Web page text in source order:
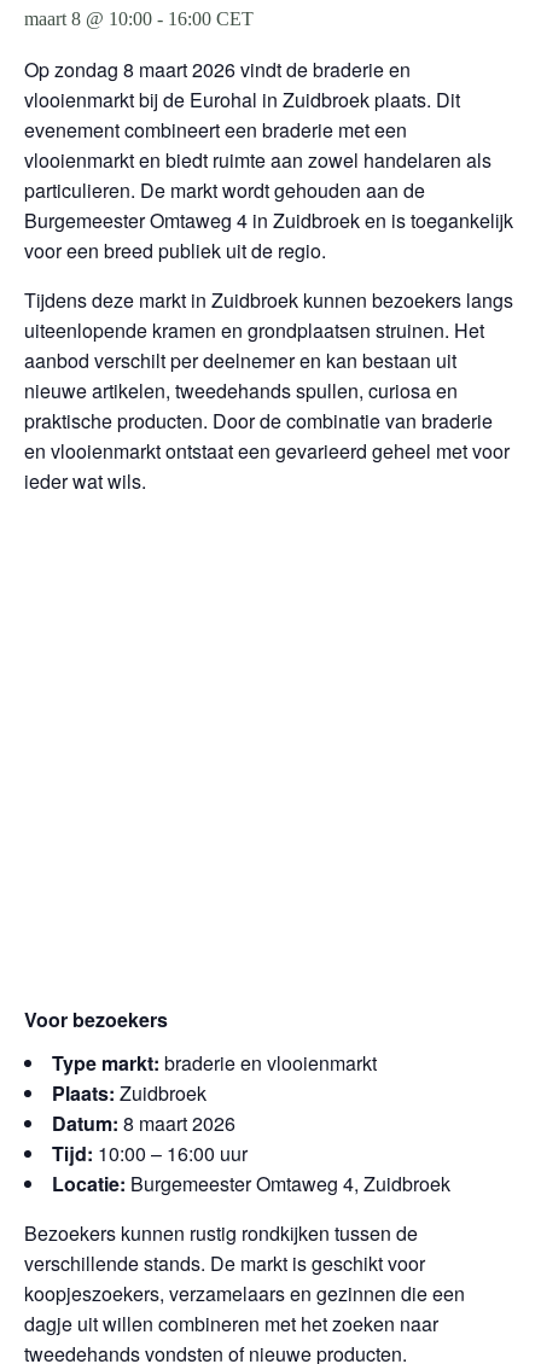
maart 8 @ 10:00 - 16:00 CET
Op zondag 8 maart 2026 vindt de braderie en
vlooienmarkt bij de Eurohal in Zuidbroek plaats. Dit
evenement combineert een braderie met een
vlooienmarkt en biedt ruimte aan zowel handelaren als
particulieren. De markt wordt gehouden aan de
Burgemeester Omtaweg 4 in Zuidbroek en is toegankelijk
voor een breed publiek uit de regio.
Tijdens deze markt in Zuidbroek kunnen bezoekers langs
uiteenlopende kramen en grondplaatsen struinen. Het
aanbod verschilt per deelnemer en kan bestaan uit
nieuwe artikelen, tweedehands spullen, curiosa en
praktische producten. Door de combinatie van braderie
en vlooienmarkt ontstaat een gevarieerd geheel met voor
ieder wat wils.
Voor bezoekers
Type markt: braderie en vlooienmarkt
Plaats: Zuidbroek
Datum: 8 maart 2026
Tijd: 10:00 – 16:00 uur
Locatie: Burgemeester Omtaweg 4, Zuidbroek
Bezoekers kunnen rustig rondkijken tussen de
verschillende stands. De markt is geschikt voor
koopjeszoekers, verzamelaars en gezinnen die een
dagje uit willen combineren met het zoeken naar
tweedehands vondsten of nieuwe producten.